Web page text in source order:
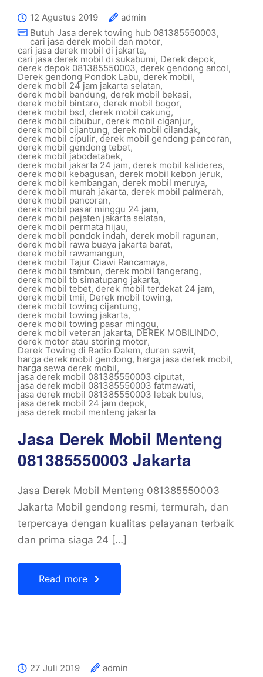
12 Agustus 2019
admin
Butuh Jasa derek towing hub 081385550003,
cari jasa derek mobil dan motor,
cari jasa derek mobil di jakarta,
cari jasa derek mobil di sukabumi, Derek depok,
derek depok 081385550003, derek gendong ancol,
Derek gendong Pondok Labu, derek mobil,
derek mobil 24 jam jakarta selatan,
derek mobil bandung, derek mobil bekasi,
derek mobil bintaro,derek mobil bogor,
derek mobil bsd, derek mobil cakung,
derek mobil cibubur, derek mobil ciganjur,
derek mobil cijantung, derek mobil cilandak,
derek mobil cipulir, derek mobil gendong pancoran,
derek mobil gendong tebet,
derek mobil jabodetabek,
derek mobil jakarta 24 jam, derek mobil kalideres,
derek mobil kebagusan, derek mobil kebon jeruk,
derek mobil kembangan, derek mobil meruya,
derek mobil murah jakarta, derek mobil palmerah,
derek mobil pancoran,
derek mobil pasar minggu 24 jam,
derek mobil pejaten jakarta selatan,
derek mobil permata hijau,
derek mobil pondok indah, derek mobil ragunan,
derek mobil rawa buaya jakarta barat,
derek mobil rawamangun,
derek mobil Tajur Ciawi Rancamaya,
derek mobil tambun, derek mobil tangerang,
derek mobil tb simatupang jakarta,
derek mobil tebet, derek mobil terdekat 24 jam,
derek mobil tmii, Derek mobil towing,
derek mobil towing cijantung,
derek mobil towing jakarta,
derek mobil towing pasar minggu,
derek mobil veteran jakarta, DEREK MOBILINDO,
derek motor atau storing motor,
Derek Towing di Radio Dalem, duren sawit,
harga derek mobil gendong, harga jasa derek mobil,
harga sewa derek mobil,
jasa derek mobil 081385550003 ciputat,
jasa derek mobil 081385550003 fatmawati,
jasa derek mobil 081385550003 lebak bulus,
jasa derek mobil 24 jam depok,
jasa derek mobil menteng jakarta
Jasa Derek Mobil Menteng
081385550003 Jakarta
Jasa Derek Mobil Menteng 081385550003
Jakarta Mobil gendong resmi, termurah, dan
terpercaya dengan kualitas pelayanan terbaik
dan prima siaga 24 […]
Read more
27 Juli 2019
admin